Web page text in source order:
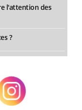
l'attention des
?